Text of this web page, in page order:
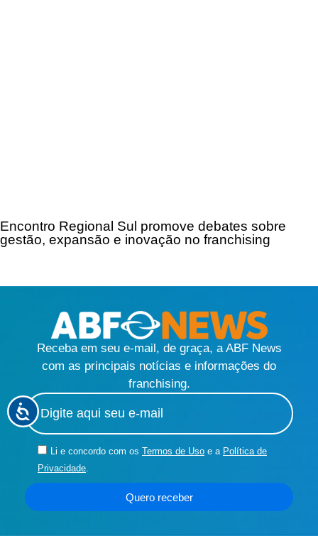
Encontro Regional Sul promove debates sobre
gestão, expansão e inovação no franchising
Receba em seu e-mail, de graça, a ABF News
com as principais notícias e informações do
franchising.
Li e concordo com os Termos de Uso e a Política de
Privacidade.
Quero receber